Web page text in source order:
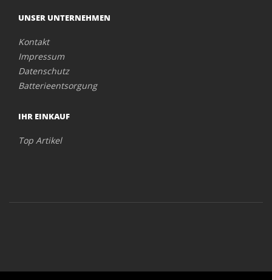
UNSER UNTERNEHMEN
Kontakt
Impressum
Datenschutz
Batterieentsorgung
IHR EINKAUF
Top Artikel